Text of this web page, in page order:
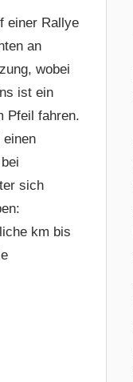
einer Rallye
an
wobei
ist ein
Pfeil fahren.
einen
sich
km bis